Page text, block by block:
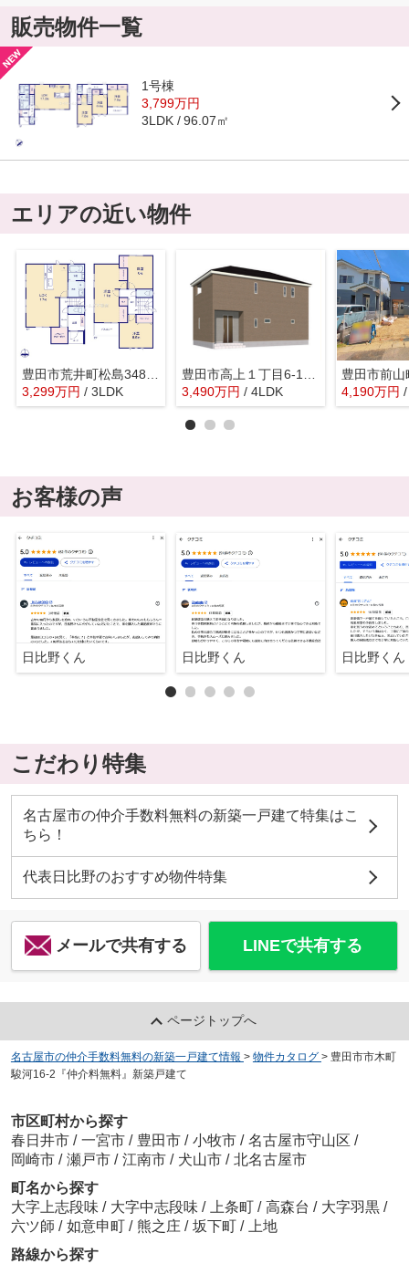
販売物件一覧
1号棟
3,799万円
3LDK 96.07㎡
エリアの近い物件
3,299万円 / 3LDK
3,490万円 / 4LDK 4,190万円
お客様の声
日比野くん 日比野くん 日比野くん
こだわり特集
名古屋市の仲介手数料無料の新築一戸建て特集はこ
ちら！
代表日比野のおすすめ物件特集
メールで共有する LINEで共有する
ページトップへ
名古屋市の仲介手数料無料の新築一戸建て情報 > 物件カタログ > 豊田市市木町
駿河16-2『仲介料無料』新築戸建て
市区町村から探す
春日井市 / 一宮市 / 豊田市 / 小牧市 / 名古屋市守山区 /
岡崎市 / 瀬戸市 / 江南市 / 犬山市 / 北名古屋市
町名から探す
大字上志段味 / 大字中志段味 / 上条町 / 高森台 / 大字羽黒 /
六ツ師 / 如意申町 / 熊之庄 / 坂下町 /
上地
路線から探す